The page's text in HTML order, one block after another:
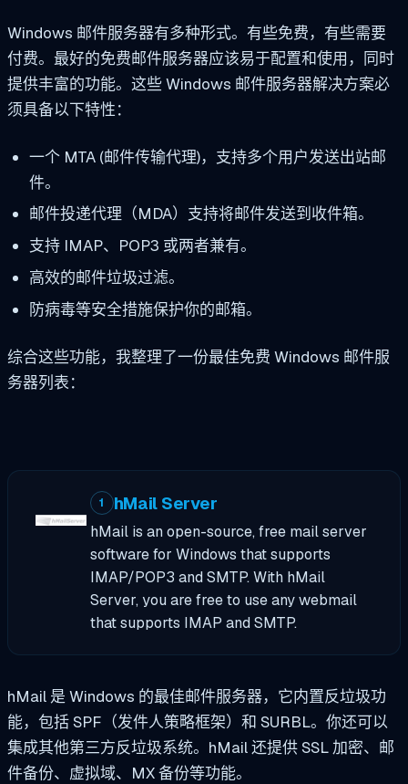
Windows 邮件服务器有多种形式。有些免费，有些需要
付费。最好的免费邮件服务器应该易于配置和使用，同时
提供丰富的功能。这些 Windows 邮件服务器解决方案必
须具备以下特性：
一个 MTA (邮件传输代理)，支持多个用户发送出站邮
件。
邮件投递代理（MDA）支持将邮件发送到收件箱。
支持 IMAP、POP3 或两者兼有。
高效的邮件垃圾过滤。
防病毒等安全措施保护你的邮箱。
综合这些功能，我整理了一份最佳免费 Windows 邮件服
务器列表：
1 hMail Server
hMail is an open-source, free mail server
software for Windows that supports
IMAP/POP3 and SMTP. With hMail
Server, you are free to use any webmail
that supports IMAP and SMTP.
hMail 是 Windows 的最佳邮件服务器，它内置反垃圾功
能，包括 SPF（发件人策略框架）和 SURBL。你还可以
集成其他第三方反垃圾系统。hMail 还提供 SSL 加密、邮
件备份、虚拟域、MX 备份等功能。